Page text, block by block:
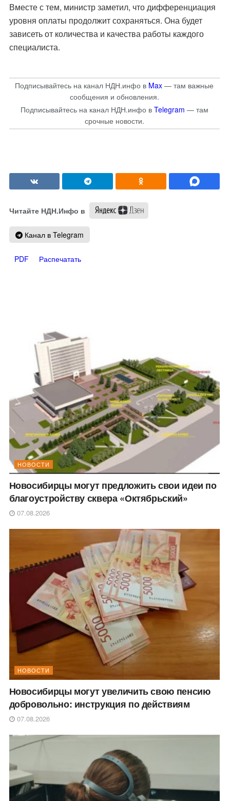
Вместе с тем, министр заметил, что дифференциация
уровня оплаты продолжит сохраняться. Она будет
зависеть от количества и качества работы каждого
специалиста.
Подписывайтесь на канал НДН.инфо в Max — там важные
сообщения и обновления.
Подписывайтесь на канал НДН.инфо в Telegram — там
срочные новости.
Читайте НДН.Инфо в
Канал в Telegram
PDF Распечатать
НОВОСТИ
Новосибирцы могут предложить свои идеи по
благоустройству сквера «Октябрьский»
07.08.2026
НОВОСТИ
Новосибирцы могут увеличить свою пенсию
добровольно: инструкция по действиям
07.08.2026